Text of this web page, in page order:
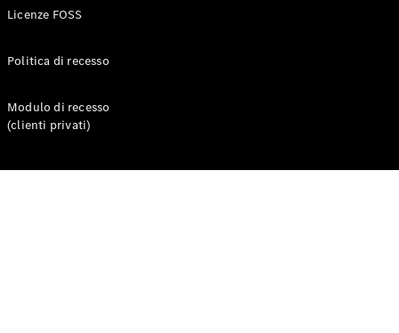
Licenze FOSS
Politica di recesso
Modulo di recesso
(clienti privati)